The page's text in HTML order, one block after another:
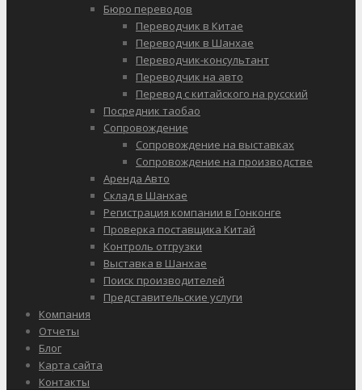
Бюро переводов
Переводчик в Китае
Переводчик в Шанхае
Переводчик-консультант
Переводчик на авто
Перевод с китайского на русский
Посредник таобао
Сопровождение
Сопровождение на выставках
Сопровождение на производстве
Аренда Авто
Склад в Шанхае
Регистрация компании в Гонконге
Проверка поставщика Китай
Контроль отгрузки
Выставка в Шанхае
Поиск производителей
Представительские услуги
Компания
Отчеты
Блог
Карта сайта
Контакты